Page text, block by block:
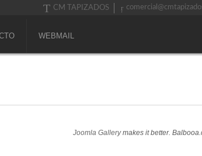
CM TAPIZADOS
WEBMAIL
Joomla Gallerymakes it better.